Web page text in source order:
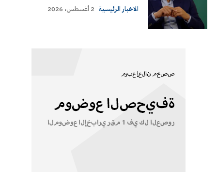
الاخبار الرئيسية 2 أغسطس، 2026